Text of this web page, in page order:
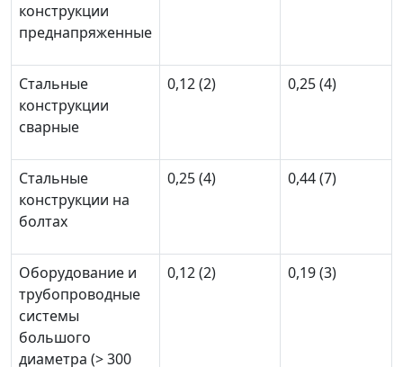
конструкции
преднапряженные
Стальные
конструкции
сварные
0,12 (2) 0,25 (4)
Стальные
конструкции на
болтах
0,25 (4) 0,44 (7)
Оборудование и
трубопроводные
системы
большого
диаметра (> 300
0,12 (2) 0,19 (3)